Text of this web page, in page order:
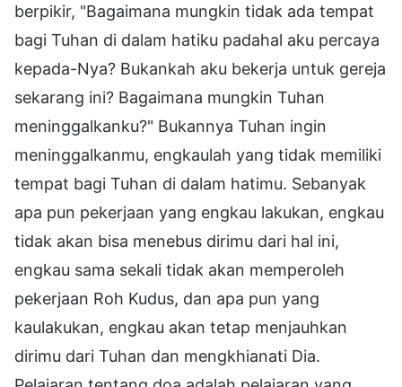
berpikir, "Bagaimana mungkin tidak ada tempat
bagi Tuhan di dalam hatiku padahal aku percaya
kepada-Nya? Bukankah aku bekerja untuk gereja
sekarang ini? Bagaimana mungkin Tuhan
meninggalkanku?" Bukannya Tuhan ingin
meninggalkanmu, engkaulah yang tidak memiliki
tempat bagi Tuhan di dalam hatimu. Sebanyak
apa pun pekerjaan yang engkau lakukan, engkau
tidak akan bisa menebus dirimu dari hal ini,
engkau sama sekali tidak akan memperoleh
pekerjaan Roh Kudus, dan apa pun yang
kaulakukan, engkau akan tetap menjauhkan
dirimu dari Tuhan dan mengkhianati Dia.